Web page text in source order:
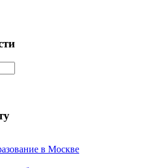
в Москве